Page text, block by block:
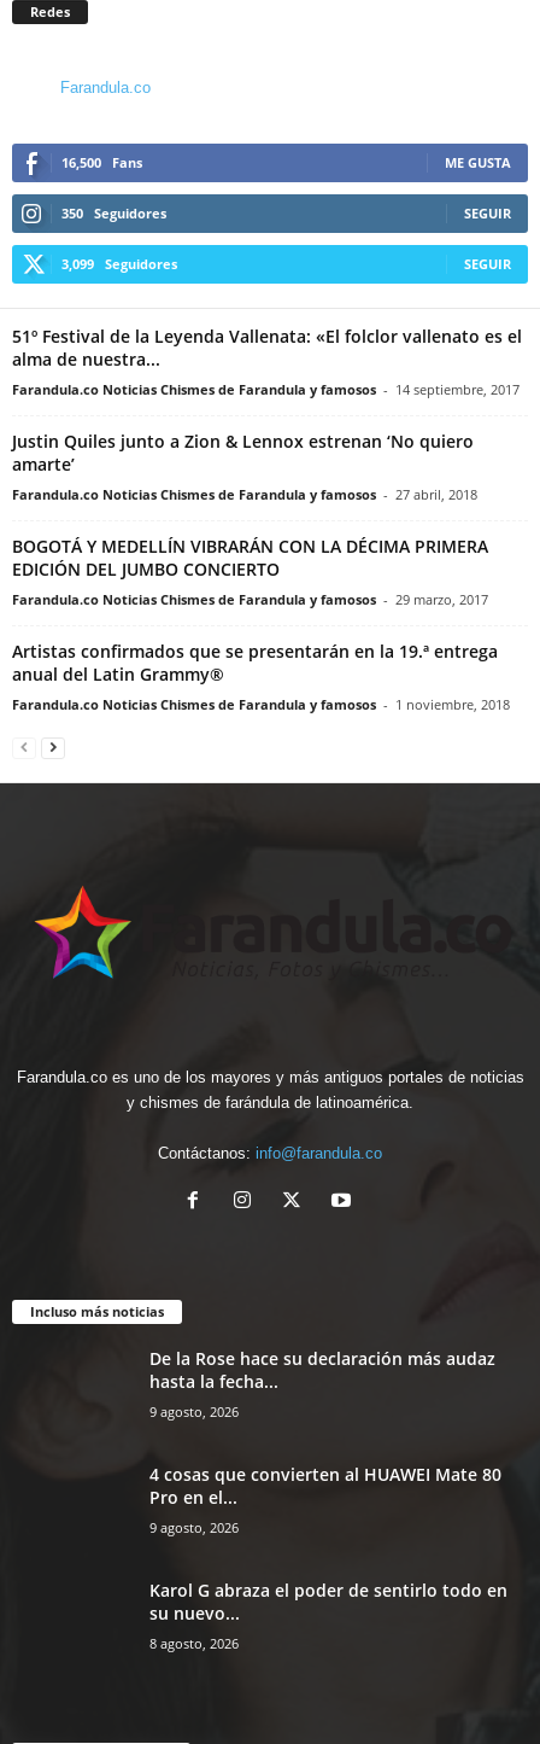
Redes
Farandula.co
16,500 Fans ME GUSTA
350 Seguidores SEGUIR
3,099 Seguidores SEGUIR
51º Festival de la Leyenda Vallenata: «El folclor vallenato es el
alma de nuestra...
Farandula.co Noticias Chismes de Farandula y famosos - 14 septiembre, 2017
Justin Quiles junto a Zion & Lennox estrenan ‘No quiero
amarte’
Farandula.co Noticias Chismes de Farandula y famosos - 27 abril, 2018
BOGOTÁ Y MEDELLÍN VIBRARÁN CON LA DÉCIMA PRIMERA
EDICIÓN DEL JUMBO CONCIERTO
Farandula.co Noticias Chismes de Farandula y famosos - 29 marzo, 2017
Artistas confirmados que se presentarán en la 19.ª entrega
anual del Latin Grammy®
Farandula.co Noticias Chismes de Farandula y famosos - 1 noviembre, 2018
Farandula.co es uno de los mayores y más antiguos portales de noticias
y chismes de farándula de latinoamérica.
Contáctanos: info@farandula.co
Incluso más noticias
De la Rose hace su declaración más audaz
hasta la fecha...
9 agosto, 2026
4 cosas que convierten al HUAWEI Mate 80
Pro en el...
9 agosto, 2026
Karol G abraza el poder de sentirlo todo en
su nuevo...
8 agosto, 2026